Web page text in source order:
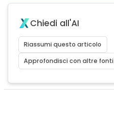
Chiedi all'AI
Riassumi questo articolo
Approfondisci con altre fonti